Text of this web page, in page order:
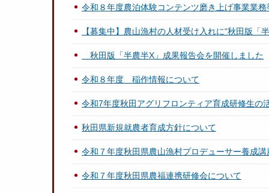
令和８年度農泊体験コンテンツ磨き上げ事業業
【募集中】農山漁村の人材受け入れに“秋田版「
秋田版「半農半X」成果報告会を開催しました
令和８年度 稲作情報について
令和7年度秋田アグリフロンティア育成研修生の
秋田県新規就農者育成方針について
令和７年度秋田県農山漁村プロデューサー養成
令和７年度秋田県農福連携研修会について